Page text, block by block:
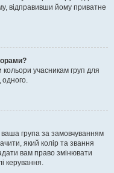
відправивши йому приватне
учасникам груп для
одного.
ваша група за замовчуванням
який колір та звання
вам право змінювати
керування.